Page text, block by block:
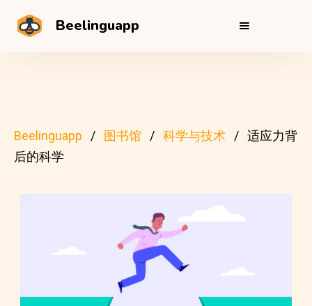
Beelinguapp
Beelinguapp 图书馆 科学与技术
适应力背
后的科学